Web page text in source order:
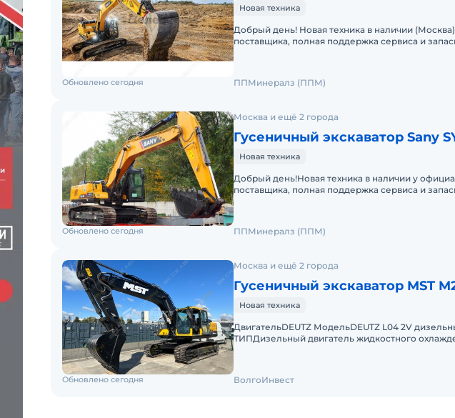
Новая техника
Добрый день! Новая техника в наличии
поставщика, полная поддержка сервиса и
Обновлено сегодня ППМинералз (ППМ)
Москва и ещё 2 города
Гусеничный экскаватор Sany
Новая техника
Добрый день!Новая техника в наличии у
поставщика, полная поддержка сервиса и
Обновлено сегодня ППМинералз (ППМ)
Москва и ещё 2 города
Гусеничный экскаватор MST
Новая техника
ДвигательDEUTZ МодельDEUTZ L04 2V
ТИПДизельный двигатель жидкостного
Обновлено сегодня ВолгоИнвест